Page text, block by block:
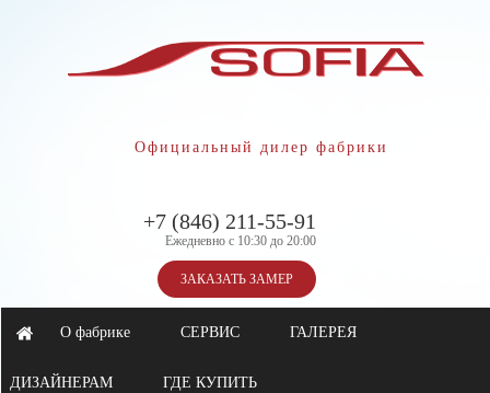
Официальный дилер фабрики
+7 (846) 211-55-91
Ежедневно с 10:30 до 20:00
ЗАКАЗАТЬ ЗАМЕР
О фабрике СЕРВИС ГАЛЕРЕЯ
ДИЗАЙНЕРАМ ГДЕ КУПИТЬ